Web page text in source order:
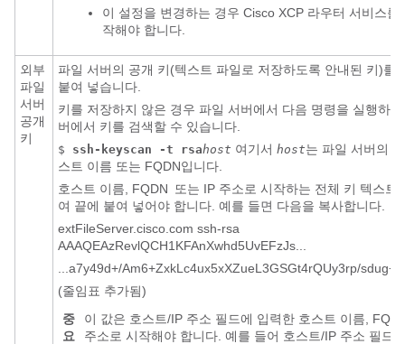
이 설정을 변경하는 경우 Cisco XCP 라우터 서비스를
작해야 합니다.
외부
파일
서버
공개
키
파일 서버의 공개 키(텍스트 파일로 저장하도록 안내된 키)를
붙여 넣습니다.
키를 저장하지 않은 경우 파일 서버에서 다음 명령을 실행하
버에서 키를 검색할 수 있습니다.
$ ssh-keyscan -t rsahost 여기서 host는 파일 서버의
스트 이름 또는 FQDN입니다.
호스트 이름, FQDN 또는 IP 주소로 시작하는 전체 키 텍스트
여 끝에 붙여 넣어야 합니다. 예를 들면 다음을 복사합니다.
extFileServer.cisco.com ssh-rsa
AAAQEAzRevlQCH1KFAnXwhd5UvEFzJs...
...a7y49d+/Am6+ZxkLc4ux5xXZueL3GSGt4rQUy3rp/sdug+/
(줄임표 추가됨)
중
요
이 값은 호스트/IP 주소 필드에 입력한 호스트 이름,
주소로 시작해야 합니다. 예를 들어 호스트/IP 주소 필드